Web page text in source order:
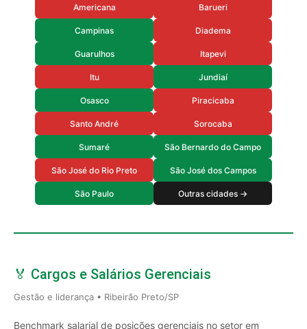
Americana Barueri
Campinas Diadema
Guarulhos Itapevi
Itu Jundiaí
Osasco Piracicaba
Santo André Sorocaba
Sumaré São Bernardo do Campo
São José do Rio Preto São José dos Campos
São Paulo Outras cidades →
🏅 Cargos e Salários Gerenciais
Gestão e liderança • Ribeirão Preto/SP
Benchmark salarial de posições gerenciais no setor em